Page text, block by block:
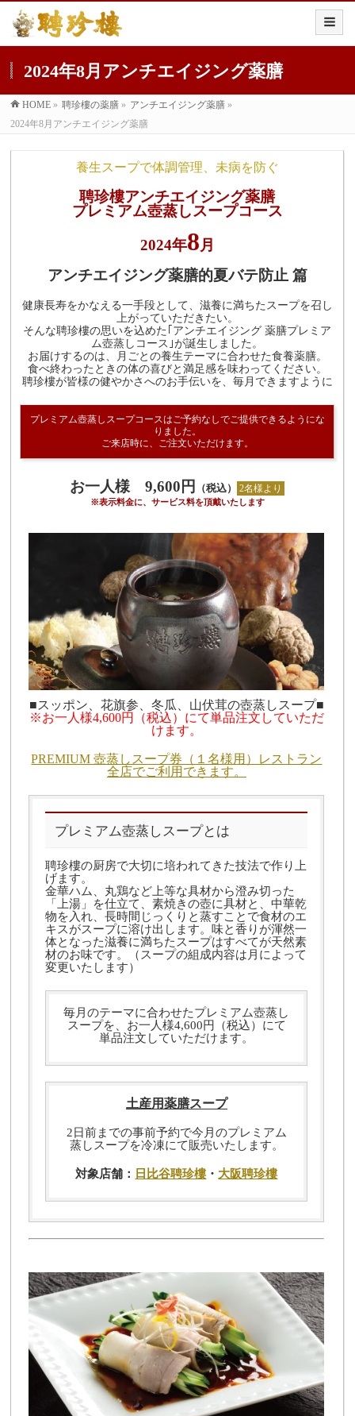
2024年8月アンチエイジング薬膳
HOME » 聘珍樓の薬膳 » アンチエイジング薬膳 »
2024年8月アンチエイジング薬膳
養生スープで体調管理、未病を防ぐ
聘珍樓アンチエイジング薬膳
プレミアム壺蒸しスープコース
2024年8月
アンチエイジング薬膳的夏バテ防止 篇
健康長寿をかなえる一手段として、滋養に満ちたスープを召し
上がっていただきたい。
そんな聘珍樓の思いを込めた｢アンチエイジング 薬膳プレミア
ム壺蒸しコース｣が誕生しました。
お届けするのは、月ごとの養生テーマに合わせた食養薬膳。
食べ終わったときの体の喜びと満足感を味わってください。
聘珍樓が皆様の健やかさへのお手伝いを、毎月できますように
プレミアム壺蒸しスープコースはご予約なしでご提供できるようにな
りました。
ご来店時に、ご注文いただけます。
お一人様 9,600円 （税込） 2名様より
※表示料金に、サービス料を頂戴いたします
■スッポン、花旗参、冬瓜、山伏茸の壺蒸しスープ■
※お一人様4,600円（税込）にて単品注文していただ
けます。
PREMIUM 壺蒸しスープ券（１名様用）レストラン
全店でご利用できます。
プレミアム壺蒸しスープとは
聘珍樓の厨房で大切に培われてきた技法で作り上
げます。
金華ハム、丸鶏など上等な具材から澄み切った
「上湯」を仕立て、素焼きの壺に具材と、中華乾
物を入れ、長時間じっくりと蒸すことで食材のエ
キスがスープに溶け出します。味と香りが渾然一
体となった滋養に満ちたスープはすべてが天然素
材のお味です。（スープの組成内容は月によって
変更いたします）
毎月のテーマに合わせたプレミアム壺蒸し
スープを、お一人様4,600円（税込）にて
単品注文していただけます。
土産用薬膳スープ
2日前までの事前予約で今月のプレミアム
蒸しスープを冷凍にて販売いたします。
対象店舗： 日比谷聘珍樓 ・ 大阪聘珍樓